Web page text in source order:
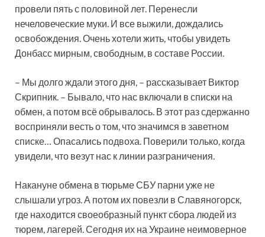
провели пять с половиной лет. Перенесли
нечеловеческие муки. И все выжили, дождались
освобождения. Очень хотели жить, чтобы увидеть
Донбасс мирным, свободным, в составе России.
– Мы долго ждали этого дня, – рассказывает Виктор
Скрипник. – Бывало, что нас включали в списки на
обмен, а потом всё обрывалось. В этот раз сдержанно
восприняли весть о том, что значимся в заветном
списке… Опасались подвоха. Поверили только, когда
увидели, что везут нас к линии разграничения.
Накануне обмена в тюрьме СБУ парни уже не
слышали угроз. А потом их повезли в Славяногорск,
где находится своеобразный пункт сбора людей из
тюрем, лагерей. Сегодня их на Украине неимоверное